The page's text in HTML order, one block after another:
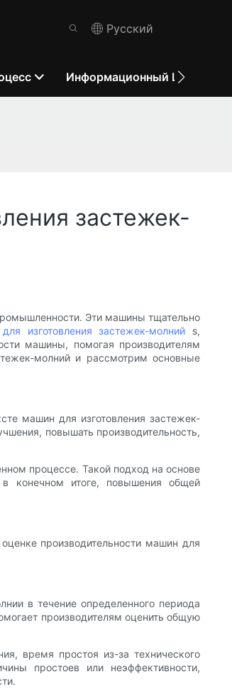
Pусский
Информационный Центр
застежек-
Эти машины тщательно
изготовления застежек-молний s,
машины, помогая производителям
молний и рассмотрим основные
машин для изготовления застежек-
повышать производительность,
процессе. Такой подход на основе
конечном итоге, повышения общей
производительности машин для
в течение определенного периода
производителям оценить общую
время простоя из-за технического
простоев или неэффективности,